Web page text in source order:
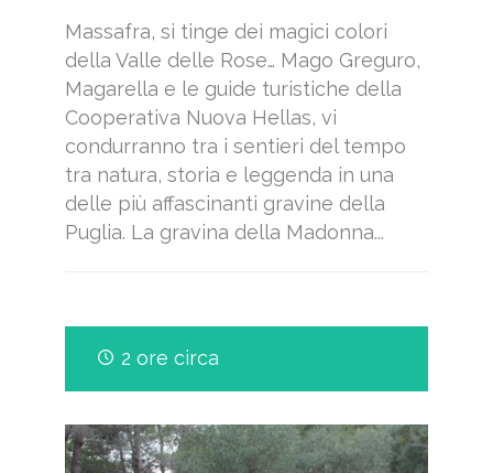
Massafra, si tinge dei magici colori
della Valle delle Rose… Mago Greguro,
Magarella e le guide turistiche della
Cooperativa Nuova Hellas, vi
condurranno tra i sentieri del tempo
tra natura, storia e leggenda in una
delle più affascinanti gravine della
Puglia. La gravina della Madonna...
2 ore circa